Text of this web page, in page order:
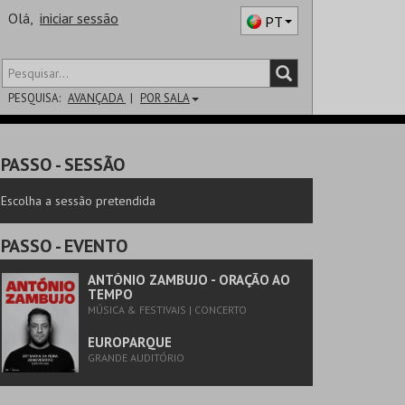
Olá, iniciar sessão PT
PESQUISA: AVANÇADA POR SALA
PASSO- SESSÃO
Escolha a sessão pretendida
PASSO- EVENTO
ANTÓNIO ZAMBUJO - ORAÇÃO AO
TEMPO
MÚSICA & FESTIVAIS | CONCERTO
EUROPARQUE
GRANDE AUDITÓRIO